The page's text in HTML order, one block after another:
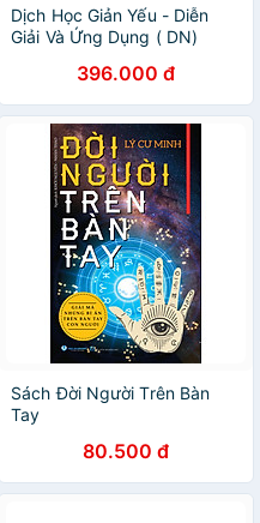
Dịch Học Giản Yếu - Diễn
Giải Và Ứng Dụng ( DN)
396.000 đ
Sách Đời Người Trên Bàn
Tay
80.500 đ